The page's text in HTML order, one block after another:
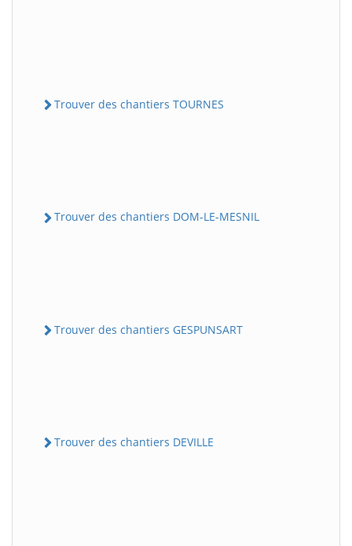
Trouver des chantiers TOURNES
Trouver des chantiers DOM-LE-MESNIL
Trouver des chantiers GESPUNSART
Trouver des chantiers DEVILLE